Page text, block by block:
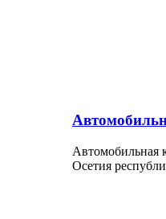
Автомобильная
Осетия